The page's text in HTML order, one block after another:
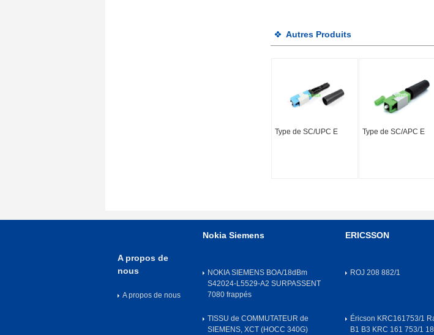
Autres Produits
Type de SC/UPC E Type de SC/APC E
A propos de
nous
A propos de nous
Nokia Siemens
NOKIA SIEMENS BOA/18dBm
S42024-L5529-A2 SURPASSENT
7080 frappés
TISSU de COMMUTATEUR de
SIEMENS, XCT (HOCC 340G)
ERICSSON
ROJ 208 882/1
Éricson KRC161753/1
B1 B3 KRC 161 753/1